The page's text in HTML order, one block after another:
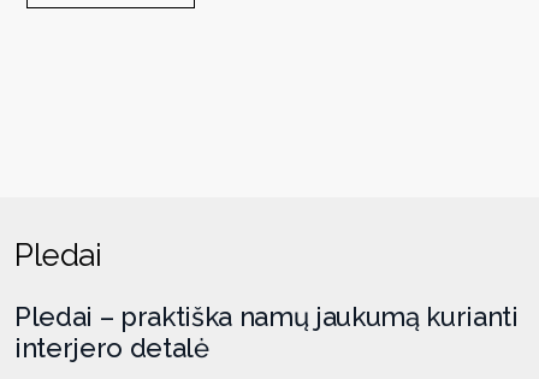
Pledai
Pledai – praktiška namų jaukumą kurianti
interjero detalė